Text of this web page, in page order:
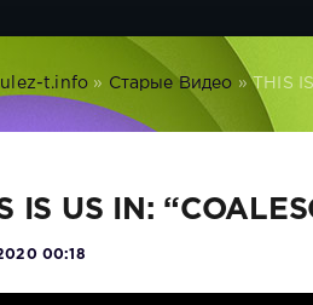
t.info » Старые Видео » THIS
IS US IN:
00:18